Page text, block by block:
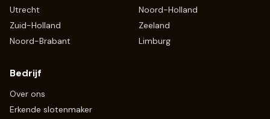
Utrecht
Noord-Holland
Zuid-Holland
Zeeland
Noord-Brabant
Limburg
Bedrijf
Over ons
Erkende slotenmaker